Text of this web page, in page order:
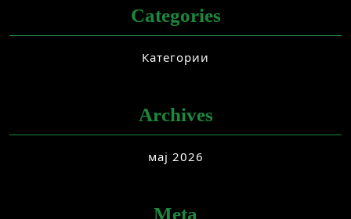
Categories
Категории
Archives
мај 2026
Meta